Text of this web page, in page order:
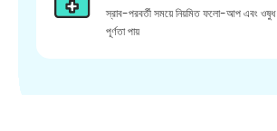
স্রাব-পরবর্তী সময়ে নিয়মিত ফলো-আপ এবং ওষুধ
পূর্ণতা পায়